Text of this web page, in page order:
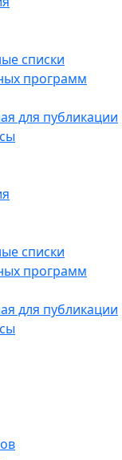
списки
программ
для публикации
списки
программ
для публикации